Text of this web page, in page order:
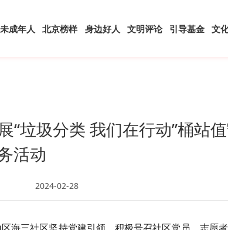
未成年人 北京榜样 身边好人 文明评论 引导基金 文
“垃圾分类 我们在行动”桶站
活动
2024-02-28